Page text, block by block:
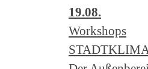
19.08.
Workshops